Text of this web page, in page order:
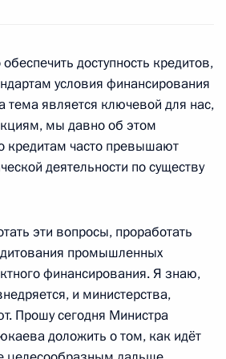
Татьяной
3
доступность кредитов,
условия финансирования
является ключевой для нас,
мы давно об этом
кредитам часто превышают
деятельности по существу
эти вопросы, проработать
промышленных
финансирования. Я знаю,
и министерства,
Прошу сегодня Министра
доложить о том, как идёт